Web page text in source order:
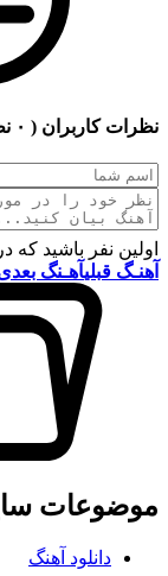
نظرات کاربران ( ۰ نظر )
اولین نفر باشید
آهنـگ قبلیآهـنگ
موضوعات
دانلود آهنگ